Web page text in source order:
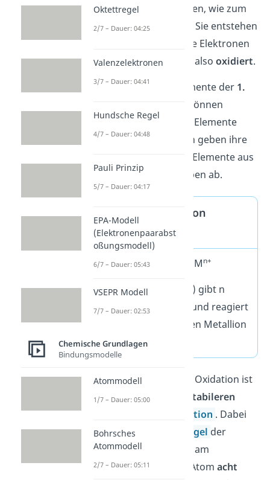
auch spezielle Kationen, wie zum
BeispielMetallionen
. Sie entstehen
dadurch, dass Metalle Elektronen
abgeben. Sie werden also oxidiert.
Wichtig:Nur die Elemente der 1.
können
Elektronen abgeben. Elemente
dieser Hauptgruppen geben ihre
Elektronen gerne an Elemente aus
höheren Hauptgruppen ab.
Merke Bildung von
Metallionen
M → n e + Mn+
Das Metall (M) gibt n
Elektronen (e
) ab und reagiert
zu einem n-wertigen Metallion
Die Triebkraft für die Oxidation ist
das Erreichen einer
stabileren
Elektronenkonfiguration . Dabei
ist nach der
Oktettregel der
Zustand eines Atoms am
stabilsten, wenn ein Atom acht
Oktettregel
2/7 – Dauer: 04:25
Valenzelektronen
3/7 – Dauer: 04:41
Hundsche Regel
4/7 – Dauer: 04:48
Pauli Prinzip
5/7 – Dauer: 04:17
EPA-Modell
(Elektronenpaarabst
oßungsmodell)
6/7 – Dauer: 05:43
VSEPR Modell
7/7 – Dauer: 02:53
Chemische Grundlagen
Bindungsmodelle
Atommodell
1/7 – Dauer: 05:00
Bohrsches
Atommodell
2/7 – Dauer: 05:11